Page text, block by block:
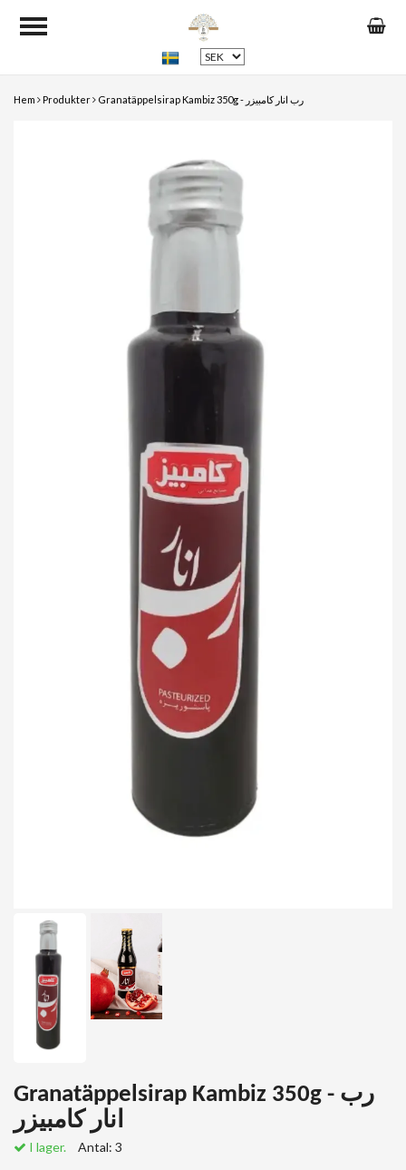
Hem Produkter Granatäppelsirap Kambiz 350g - رب انار کامبیزر
Granatäppelsirap Kambiz 350g - رب
انار کامبیزر
I lager. Antal: 3